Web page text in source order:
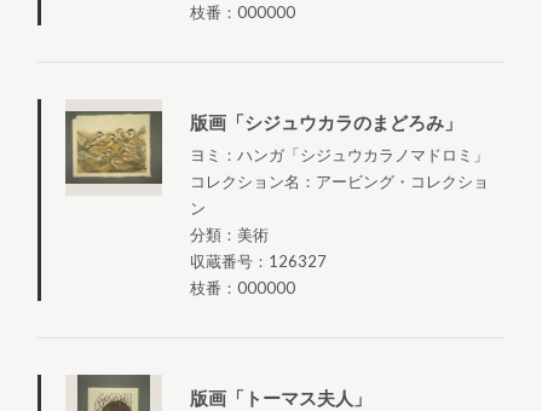
枝番：000000
版画「シジュウカラのまどろみ」
ヨミ：ハンガ「シジュウカラノマドロミ」
コレクション名：アービング・コレクショ
ン
分類：美術
収蔵番号：126327
枝番：000000
版画「トーマス夫人」